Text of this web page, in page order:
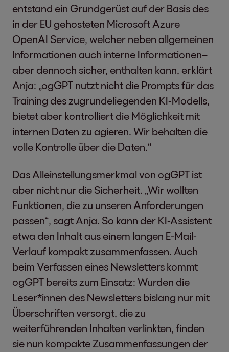
entstand ein Grundgerüst auf der Basis des
in der EU gehosteten Microsoft Azure
OpenAI Service, welcher neben allgemeinen
Informationen auch interne Informationen–
aber dennoch sicher, enthalten kann, erklärt
Anja: „ogGPT nutzt nicht die Prompts für das
Training des zugrundeliegenden KI-Modells,
bietet aber kontrolliert die Möglichkeit mit
internen Daten zu agieren. Wir behalten die
volle Kontrolle über die Daten.“
Das Alleinstellungsmerkmal von ogGPT ist
aber nicht nur die Sicherheit. „Wir wollten
Funktionen, die zu unseren Anforderungen
passen“, sagt Anja. So kann der KI-Assistent
etwa den Inhalt aus einem langen E-Mail-
Verlauf kompakt zusammenfassen. Auch
beim Verfassen eines Newsletters kommt
ogGPT bereits zum Einsatz: Wurden die
Leser*innen des Newsletters bislang nur mit
Überschriften versorgt, die zu
weiterführenden Inhalten verlinkten, finden
sie nun kompakte Zusammenfassungen der